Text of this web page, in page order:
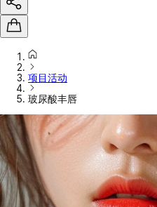
项目活动
玻尿酸丰唇